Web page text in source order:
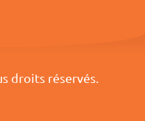
droits réservés.